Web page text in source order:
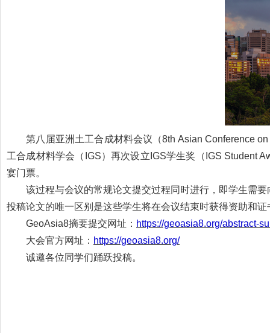
第八届亚洲土工合成材料会议（8th Asian Conference on
工合成材料学会（IGS）再次设立IGS学生奖（IGS Student
宴门票。
该过程与会议的常规论文提交过程同时进行，即学生需要
投稿论文的唯一区别是这些学生将在会议结束时获得资助和
GeoAsia8摘要提交网址： https://geoasia8.org/abstract-
大会官方网址： https://geoasia8.org/
诚邀各位同学们踊跃投稿。